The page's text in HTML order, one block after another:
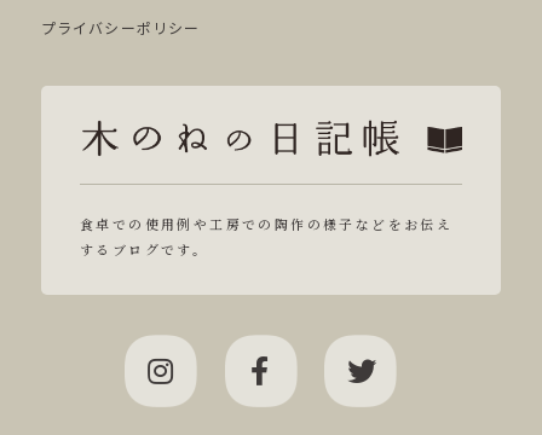
プライバシーポリシー
食卓での使用例や工房での陶作の様子などをお伝え
するブログです。